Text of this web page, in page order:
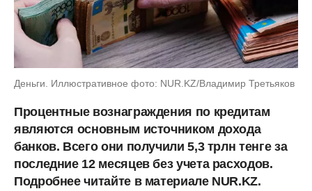
Деньги. Иллюстративное фото: NUR.KZ/Владимир Третьяков
Процентные вознаграждения по кредитам
являются основным источником дохода
банков. Всего они получили 5,3 трлн тенге за
последние 12 месяцев без учета расходов.
Подробнее читайте в материале NUR.KZ.